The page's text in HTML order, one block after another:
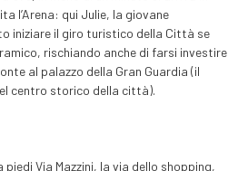
l’Arena: qui Julie, la giovane
iniziare il giro turistico della Città se
rischiando anche di farsi investire
al palazzo della Gran Guardia (il
centro storico della città).
Via Mazzini, la via dello shopping,